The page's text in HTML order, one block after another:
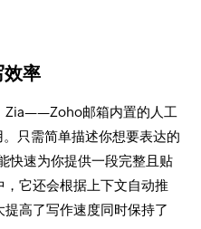
效率
Zia——Zoho邮箱内置的人工
只需简单描述你想要表达的
快速为你提供一段完整且贴
它还会根据上下文自动推
高了写作速度同时保持了